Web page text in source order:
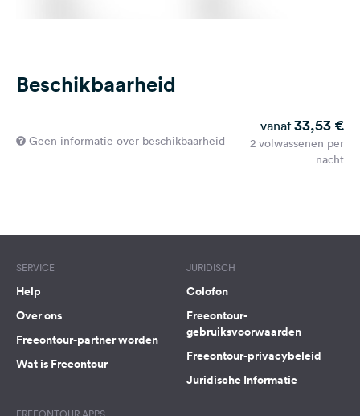
Beschikbaarheid
Geen informatie over beschikbaarheid
vanaf 33,53 €
2 volwassenen per
nacht
SERVICE
Help
Over ons
Freeontour-partner worden
Wat is Freeontour
JURIDISCH
Colofon
Freeontour-
gebruiksvoorwaarden
Freeontour-privacybeleid
Juridische Informatie